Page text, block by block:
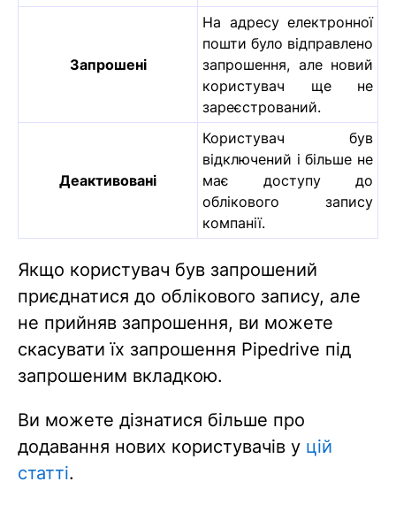
Запрошені
На адресу електронної
пошти було відправлено
запрошення, але новий
користувач ще не
зареєстрований.
Деактивовані
Користувач був
відключений і більше не
має доступу до
облікового запису
компанії.
Якщо користувач був запрошений
приєднатися до облікового запису, але
не прийняв запрошення, ви можете
скасувати їх запрошення Pipedrive під
запрошеним вкладкою.
Ви можете дізнатися більше про
додавання нових користувачів у цій
статті.